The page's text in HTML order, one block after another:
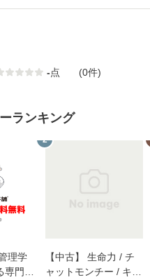
-点 (0件)
ランキング
理学
門職
2
【中古】 生命力 / チ
ャットモンチー / キュ